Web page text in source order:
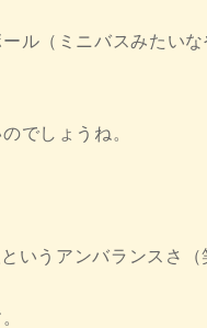
ル（ミニバスみたいな
でしょうね。
いうアンバランスさ（